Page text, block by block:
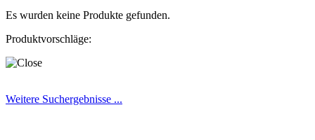
Es wurden keine Produkte gefunden.
Produktvorschläge:
Weitere Suchergebnisse ...